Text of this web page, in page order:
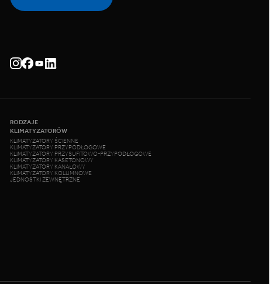
RODZAJE
KLIMATYZATORÓW
KLIMATYZATORY ŚCIENNE
KLIMATYZATORY PRZYPODŁOGOWE
KLIMATYZATORY PRZYSUFITOWO-PRZYPODŁOGOWE
KLIMATYZATORY KASETONOWY
KLIMATYZATORY KANAŁOWY
KLIMATYZATORY KOLUMNOWE
JEDNOSTKI ZEWNĘTRZNE